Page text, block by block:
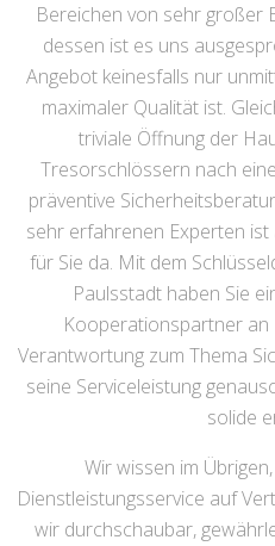
Bereichen von sehr großer
dessen ist es uns
Angebot keinesfalls nur
maximaler Qualität ist.
triviale Öffnung der
Tresorschlössern nach
präventive
sehr erfahrenen Experten
für Sie da. Mit dem
Paulsstadt haben Sie
Kooperationspartner an
Verantwortung zum Thema
seine Serviceleistung
solide
Wir wissen im
Dienstleistungsservice auf
wir durchschaubar,